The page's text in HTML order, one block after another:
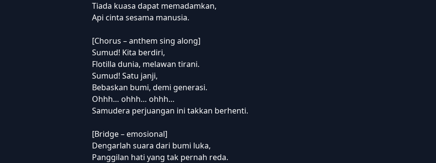
Tiada kuasa dapat memadamkan,
Api cinta sesama manusia.
[Chorus – anthem sing along]
Sumud! Kita berdiri,
Flotilla dunia, melawan tirani.
Sumud! Satu janji,
Bebaskan bumi, demi generasi.
Ohhh… ohhh… ohhh…
Samudera perjuangan ini takkan berhenti.
[Bridge – emosional]
Dengarlah suara dari bumi luka,
Panggilan hati yang tak pernah reda.